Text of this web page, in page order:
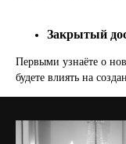
Закрытый
Первыми узнаёте о
будете влиять на